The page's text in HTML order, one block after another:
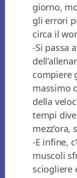
giorno,
gli errori
circa il
-Si passa
compiere
massimo
della
tempi
-E infine,
muscoli
sciogliere